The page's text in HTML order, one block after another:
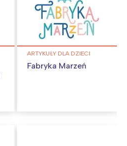
ARTYKUŁY DLA DZIECI
Fabryka Marzeń